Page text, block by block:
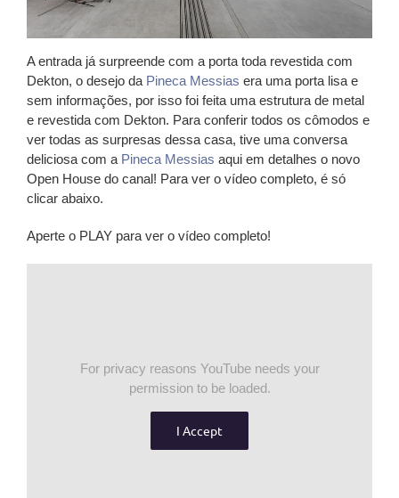
A entrada já surpreende com a porta toda revestida com
Dekton, o desejo da Pineca Messias era uma porta lisa e
sem informações, por isso foi feita uma estrutura de metal
e revestida com Dekton. Para conferir todos os cômodos e
ver todas as surpresas dessa casa, tive uma conversa
deliciosa com a Pineca Messias aqui em detalhes o novo
Open House do canal! Para ver o vídeo completo, é só
clicar abaixo.
Aperte o PLAY para ver o vídeo completo!
For privacy reasons YouTube needs your
permission to be loaded.
I Accept